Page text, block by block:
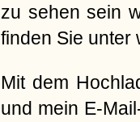
zu sehen sein
finden Sie unter
Mit dem
und mein E-